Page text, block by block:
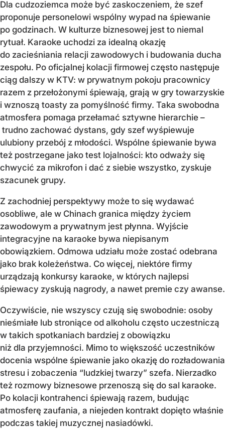
Dla cudzoziemca może być zaskoczeniem, że szef
proponuje personelowi wspólny wypad na śpiewanie
po godzinach. W kulturze biznesowej jest to niemal
rytuał. Karaoke uchodzi za idealną okazję
do zacieśniania relacji zawodowych i budowania ducha
zespołu. Po oficjalnej kolacji firmowej często następuje
ciąg dalszy w KTV: w prywatnym pokoju pracownicy
razem z przełożonymi śpiewają, grają w gry towarzyskie
i wznoszą toasty za pomyślność firmy. Taka swobodna
atmosfera pomaga przełamać sztywne hierarchie –
trudno zachować dystans, gdy szef wyśpiewuje
ulubiony przebój z młodości. Wspólne śpiewanie bywa
też postrzegane jako test lojalności: kto odważy się
chwycić za mikrofon i dać z siebie wszystko, zyskuje
szacunek grupy.
Z zachodniej perspektywy może to się wydawać
osobliwe, ale w Chinach granica między życiem
zawodowym a prywatnym jest płynna. Wyjście
integracyjne na karaoke bywa niepisanym
obowiązkiem. Odmowa udziału może zostać odebrana
jako brak koleżeństwa. Co więcej, niektóre firmy
urządzają konkursy karaoke, w których najlepsi
śpiewacy zyskują nagrody, a nawet premie czy awanse.
Oczywiście, nie wszyscy czują się swobodnie: osoby
nieśmiałe lub stroniące od alkoholu często uczestniczą
w takich spotkaniach bardziej z obowiązku
niż dla przyjemności. Mimo to większość uczestników
docenia wspólne śpiewanie jako okazję do rozładowania
stresu i zobaczenia “ludzkiej twarzy” szefa. Nierzadko
też rozmowy biznesowe przenoszą się do sal karaoke.
Po kolacji kontrahenci śpiewają razem, budując
atmosferę zaufania, a niejeden kontrakt dopięto właśnie
podczas takiej muzycznej nasiadówki.